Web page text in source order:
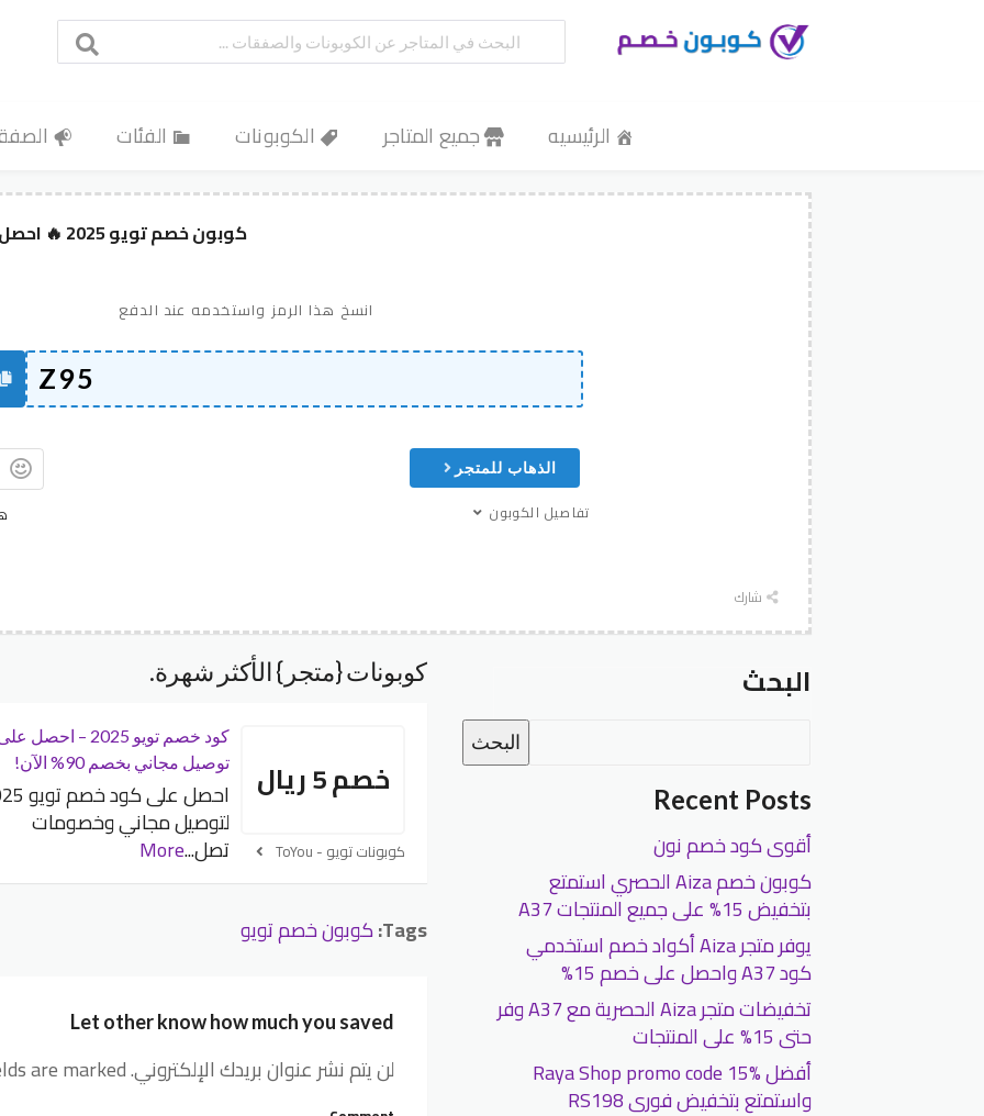
الرئيسيه جميع المتاجر الكوبونات الفئات
كوبون خصم تويو 2025 🔥 احصل على خصم حتى 90% الآن!
انسخ هذا الرمز واستخدمه عند الدفع
الذهاب للمتجر
تفاصيل الكوبون
شارك
كوبونات {متجر} الأكثر شهرة.
خصم 5 ريال
كوبونات تويو - ToYou
كود خصم تويو 2025 – احصل
توصيل مجاني بخصم 90% الآن!
احصل على
لتوصيل مجاني وخصومات
تصل...
More
Tags: كوبون خصم تويو
Let other know how much you saved
لن يتم نشر عنوان بريدك الإلكتروني.are marked
البحث
البحث
Recent Posts
أقوى كود خصم نون
كوبون خصم Aiza الحصري استمتع
بتخفيض 15% على جميع المنتجات A37
يوفر متجر Aiza أكواد خصم استخدمي
كود A37 واحصل على خصم 15%
تخفيضات متجر Aiza الحصرية مع A37 وفر
حتى 15% على المنتجات
أفضل Raya Shop promo code 15%
واستمتع بتخفيض فورى RS198